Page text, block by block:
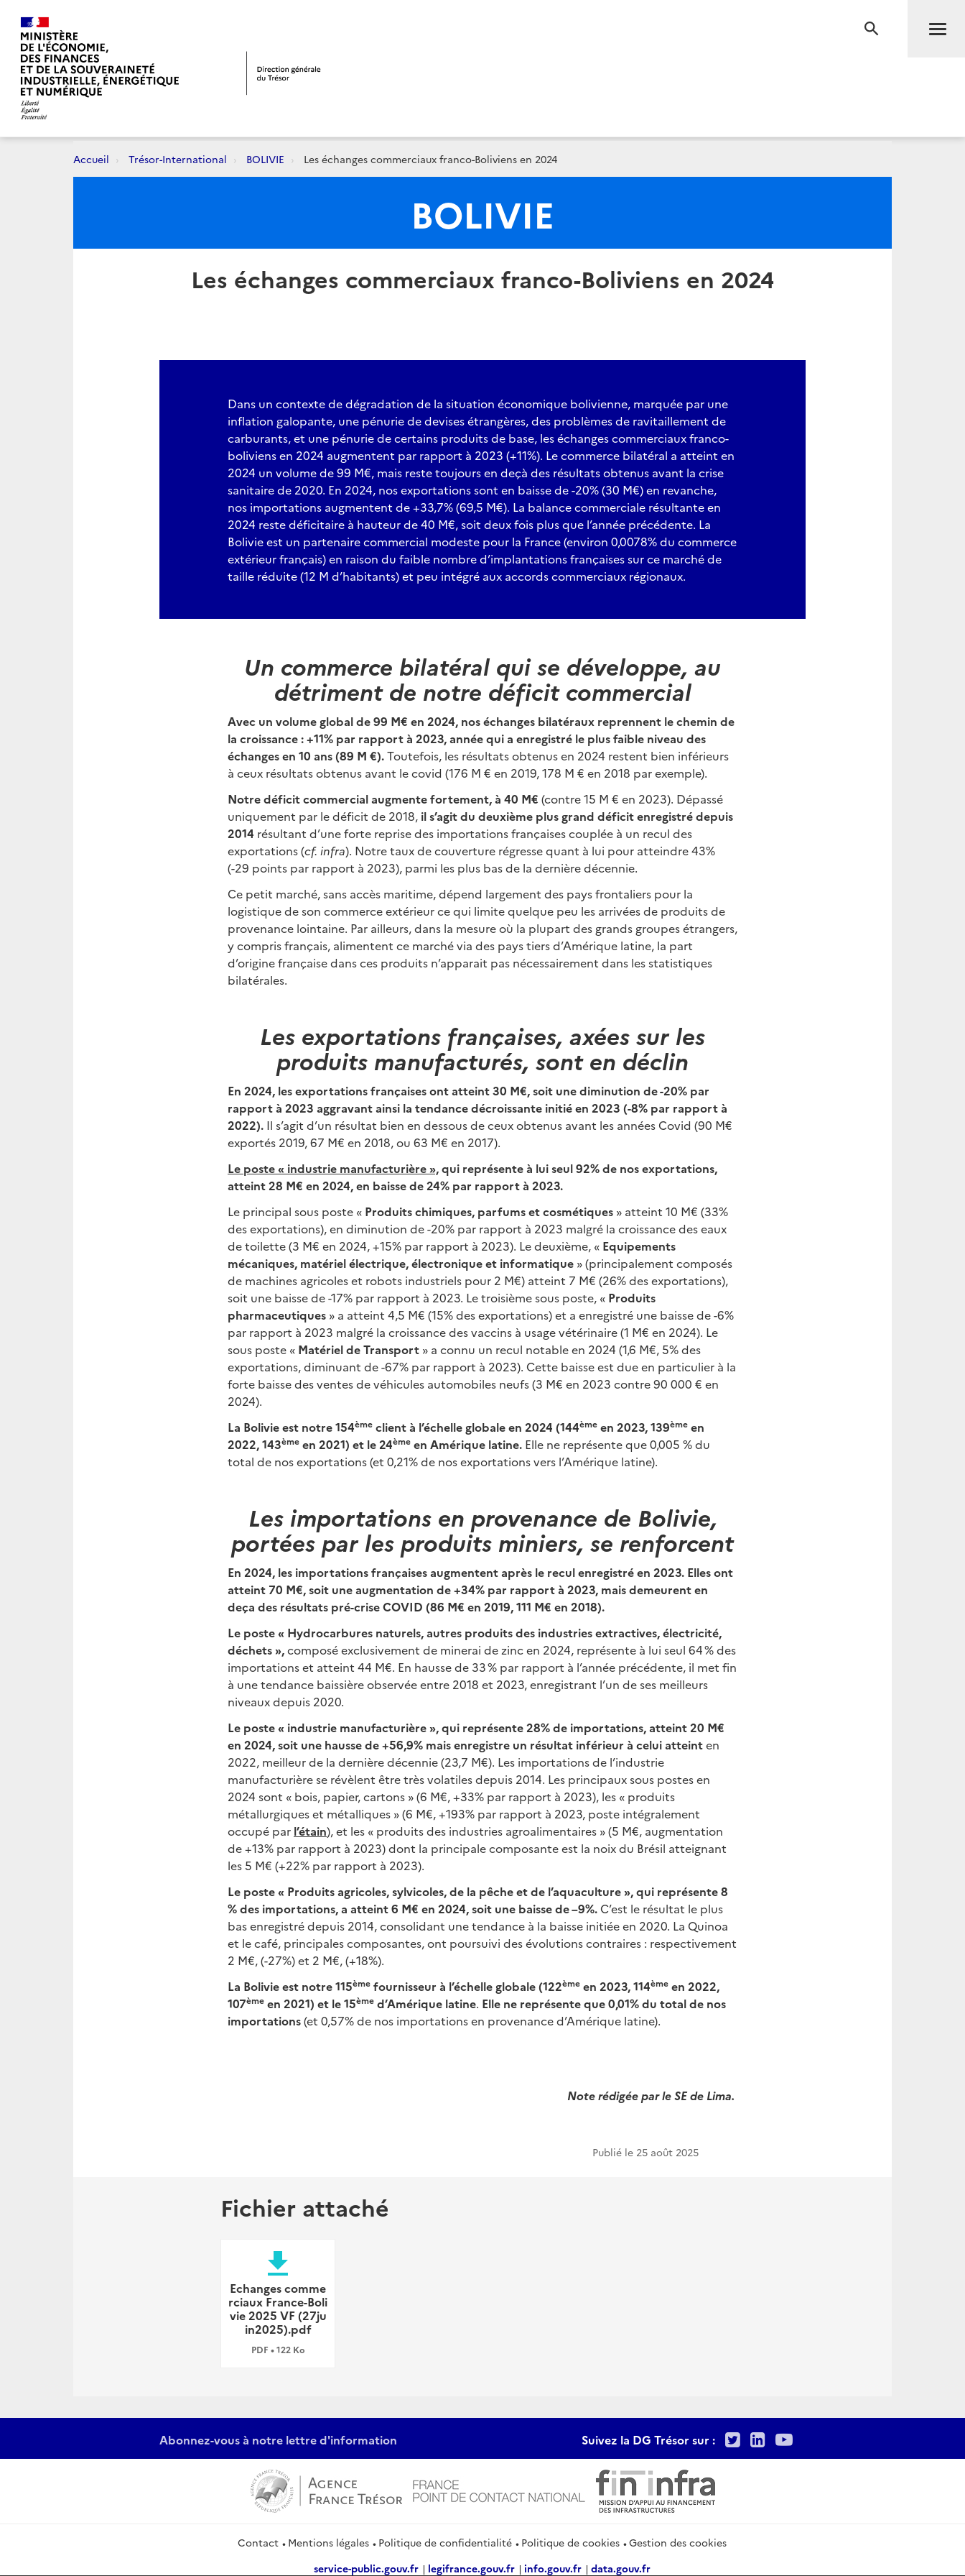
RECHERCHE
Accueil Trésor-International BOLIVIE Les échanges commerciaux franco-Boliviens en 2024
BOLIVIE
Les échanges commerciaux franco-Boliviens en 2024
Dans un contexte de dégradation de la situation économique bolivienne, marquée par une
inflation galopante, une pénurie de devises étrangères, des problèmes de ravitaillement de
carburants, et une pénurie de certains produits de base, les échanges commerciaux franco-
boliviens en 2024 augmentent par rapport à 2023 (+11%). Le commerce bilatéral a atteint en
2024 un volume de 99 M€, mais reste toujours en deçà des résultats obtenus avant la crise
sanitaire de 2020. En 2024, nos exportations sont en baisse de -20% (30 M€) en revanche,
nos importations augmentent de +33,7% (69,5 M€). La balance commerciale résultante en
2024 reste déficitaire à hauteur de 40 M€, soit deux fois plus que l’année précédente. La
Bolivie est un partenaire commercial modeste pour la France (environ 0,0078% du commerce
extérieur français) en raison du faible nombre d’implantations françaises sur ce marché de
taille réduite (12 M d’habitants) et peu intégré aux accords commerciaux régionaux.
Un commerce bilatéral qui se développe, au
détriment de notre déficit commercial
Avec un volume global de 99 M€ en 2024, nos échanges bilatéraux reprennent le chemin de
la croissance : +11% par rapport à 2023, année qui a enregistré le plus faible niveau des
échanges en 10 ans (89 M €).Toutefois, les résultats obtenus en 2024 restent bien inférieurs
à ceux résultats obtenus avant le covid (176 M € en 2019, 178 M € en 2018 par exemple).
Notre déficit commercial augmente fortement, à 40 M€ (contre 15 M € en 2023). Dépassé
uniquement par le déficit de 2018, il s’agit du deuxième plus grand déficit enregistré depuis
2014 résultant d’une forte reprise des importations françaises couplée à un recul des
exportations (cf. infra). Notre taux de couverture régresse quant à lui pour atteindre 43%
(-29 points par rapport à 2023), parmi les plus bas de la dernière décennie.
Ce petit marché, sans accès maritime, dépend largement des pays frontaliers pour la
logistique de son commerce extérieur ce qui limite quelque peu les arrivées de produits de
provenance lointaine. Par ailleurs, dans la mesure où la plupart des grands groupes étrangers,
y compris français, alimentent ce marché via des pays tiers d’Amérique latine, la part
d’origine française dans ces produits n’apparait pas nécessairement dans les statistiques
bilatérales.
Les exportations françaises, axées sur les
produits manufacturés, sont en déclin
En 2024, les exportations françaises ont atteint 30 M€, soit une diminution de -20% par
rapport à 2023 aggravant ainsi la tendance décroissante initié en 2023 (-8% par rapport à
2022). Il s’agit d’un résultat bien en dessous de ceux obtenus avant les années Covid (90 M€
exportés 2019, 67 M€ en 2018, ou 63 M€ en 2017).
Le poste « industrie manufacturière »,qui représente à lui seul 92% de nos exportations,
atteint 28 M€ en 2024, en baisse de 24% par rapport à 2023.
Le principal sous poste « Produits chimiques, parfums et cosmétiques » atteint 10 M€ (33%
des exportations), en diminution de -20% par rapport à 2023 malgré la croissance des eaux
de toilette (3 M€ en 2024, +15% par rapport à 2023). Le deuxième, « Equipements
mécaniques, matériel électrique, électronique et informatique » (principalement composés
de machines agricoles et robots industriels pour 2 M€) atteint 7 M€ (26% des exportations),
soit une baisse de -17% par rapport à 2023. Le troisième sous poste, « Produits
pharmaceutiques » a atteint 4,5 M€ (15% des exportations) et a enregistré une baisse de -6%
par rapport à 2023 malgré la croissance des vaccins à usage vétérinaire (1 M€ en 2024). Le
sous poste « Matériel de Transport » a connu un recul notable en 2024 (1,6 M€, 5% des
exportations, diminuant de -67% par rapport à 2023). Cette baisse est due en particulier à la
forte baisse des ventes de véhicules automobiles neufs (3 M€ en 2023 contre 90 000 € en
2024).
La Bolivie est notre 154ème client à l’échelle globale en 2024 (144ème en 2023, 139ème en
2022, 143ème en 2021) et le 24ème en Amérique latine. Elle ne représente que 0,005 % du
total de nos exportations (et 0,21% de nos exportations vers l’Amérique latine).
Les importations en provenance de Bolivie,
portées par les produits miniers, se renforcent
En 2024, les importations françaises augmentent après le recul enregistré en 2023. Elles ont
atteint 70 M€, soit une augmentation de +34% par rapport à 2023, mais demeurent en
deça des résultats pré-crise COVID (86 M€ en 2019, 111 M€ en 2018).
Le poste « Hydrocarbures naturels, autres produits des industries extractives, électricité,
déchets »,composé exclusivement de minerai de zinc en 2024, représente à lui seul 64 % des
importations et atteint 44 M€. En hausse de 33 % par rapport à l’année précédente, il met fin
à une tendance baissière observée entre 2018 et 2023, enregistrant l’un de ses meilleurs
niveaux depuis 2020.
Le poste « industrie manufacturière », qui représente 28% de importations, atteint 20 M€
en 2024, soit une hausse de +56,9% mais enregistre un résultat inférieur à celui atteinten
2022, meilleur de la dernière décennie (23,7 M€). Les importations de l’industrie
manufacturière se révèlent être très volatiles depuis 2014. Les principaux sous postes en
2024 sont « bois, papier, cartons » (6 M€, +33% par rapport à 2023), les « produits
métallurgiques et métalliques » (6 M€, +193% par rapport à 2023, poste intégralement
occupé par l’étain), et les « produits des industries agroalimentaires » (5 M€, augmentation
de +13% par rapport à 2023) dont la principale composante est la noix du Brésil atteignant
les 5 M€ (+22% par rapport à 2023).
Le poste « Produits agricoles, sylvicoles, de la pêche et de l’aquaculture », qui représente 8
% des importations, a atteint 6 M€ en 2024, soit une baisse de –9%. C’est le résultat le plus
bas enregistré depuis 2014, consolidant une tendance à la baisse initiée en 2020. La Quinoa
et le café, principales composantes, ont poursuivi des évolutions contraires : respectivement
2 M€, (-27%) et 2 M€, (+18%).
La Bolivie est notre 115ème fournisseur à l’échelle globale (122ème en 2023, 114ème en 2022,
107ème en 2021) et le 15ème d’Amérique latine. Elle ne représente que 0,01% du total de nos
importations(et 0,57% de nos importations en provenance d’Amérique latine).
Note rédigée par le SE de Lima.
Publié le 25 août 2025
Fichier attaché
file_download
Echanges comme
rciaux France-Boli
vie 2025 VF (27ju
in2025).pdf
PDF • 122 Ko
Abonnez-vous à notre lettre d'information Suivez la DG Trésor sur : TwitterLinkedIn
Youtube
Contact Mentions légales Politique de confidentialité Politique de cookies
Gestion des cookies
service-public.gouv.fr
legifrance.gouv.fr info.gouv.fr data.gouv.fr